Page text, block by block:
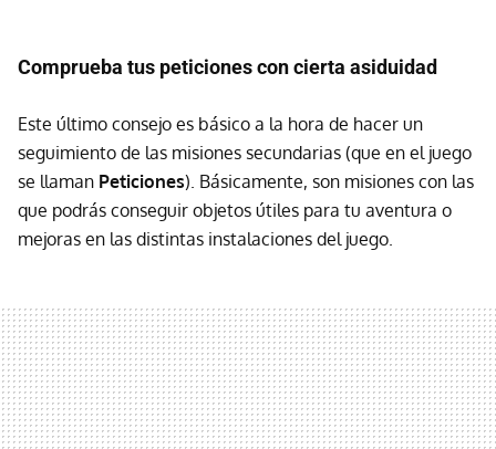
Comprueba tus peticiones con cierta asiduidad
Este último consejo es básico a la hora de hacer un
seguimiento de las misiones secundarias (que en el juego
se llaman Peticiones). Básicamente, son misiones con las
que podrás conseguir objetos útiles para tu aventura o
mejoras en las distintas instalaciones del juego.